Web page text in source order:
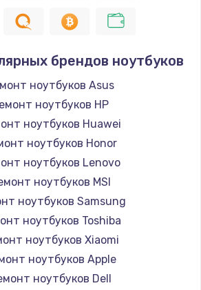
брендов ноутбуков
ноутбуков Asus
ноутбуков HP
ноутбуков Huawei
ноутбуков Honor
ноутбуков Lenovo
ноутбуков MSI
ноутбуков Samsung
ноутбуков Toshiba
ноутбуков Xiaomi
ноутбуков Apple
ноутбуков Dell